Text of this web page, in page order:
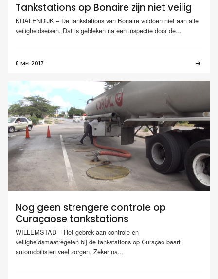
Tankstations op Bonaire zijn niet veilig
KRALENDIJK – De tankstations van Bonaire voldoen niet aan alle
veiligheidseisen. Dat is gebleken na een inspectie door de...
8 MEI 2017
Nog geen strengere controle op
Curaçaose tankstations
WILLEMSTAD – Het gebrek aan controle en
veiligheidsmaatregelen bij de tankstations op Curaçao baart
automobilisten veel zorgen. Zeker na...